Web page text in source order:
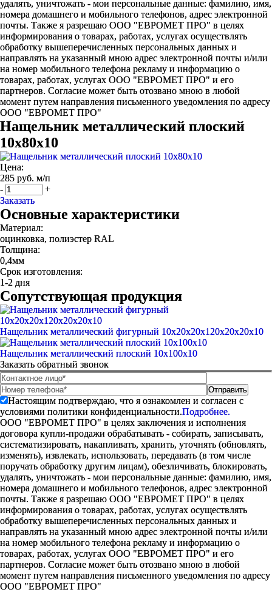
удалять, уничтожать - мои персональные данные: фамилию, имя,
номера домашнего и мобильного телефонов, адрес электронной
почты. Также я разрешаю ООО "ЕВРОМЕТ ПРО" в целях
информирования о товарах, работах, услугах осуществлять
обработку вышеперечисленных персональных данных и
направлять на указанный мною адрес электронной почты и/или
на номер мобильного телефона рекламу и информацию о
товарах, работах, услугах ООО "ЕВРОМЕТ ПРО" и его
партнеров. Согласие может быть отозвано мною в любой
момент путем направления письменного уведомления по адресу
ООО "ЕВРОМЕТ ПРО"
Нащельник металлический плоский
10х80х10
Цена:
285 руб. м/п
-
+
Заказать
Основные характеристики
Материал:
оцинковка, полиэстер RAL
Толщина:
0,4мм
Срок изготовления:
1-2 дня
Сопутствующая продукция
Нащельник металлический фигурный 10x20x20x120x20x20x10
Нащельник металлический плоский 10х100х10
Заказать обратный звонок
Настоящим подтверждаю, что я ознакомлен и согласен с
условиями политики конфиденциальности.Подробнее.
ООО "ЕВРОМЕТ ПРО" в целях заключения и исполнения
договора купли-продажи обрабатывать - собирать, записывать,
систематизировать, накапливать, хранить, уточнять (обновлять,
изменять), извлекать, использовать, передавать (в том числе
поручать обработку другим лицам), обезличивать, блокировать,
удалять, уничтожать - мои персональные данные: фамилию, имя,
номера домашнего и мобильного телефонов, адрес электронной
почты. Также я разрешаю ООО "ЕВРОМЕТ ПРО" в целях
информирования о товарах, работах, услугах осуществлять
обработку вышеперечисленных персональных данных и
направлять на указанный мною адрес электронной почты и/или
на номер мобильного телефона рекламу и информацию о
товарах, работах, услугах ООО "ЕВРОМЕТ ПРО" и его
партнеров. Согласие может быть отозвано мною в любой
момент путем направления письменного уведомления по адресу
ООО "ЕВРОМЕТ ПРО"